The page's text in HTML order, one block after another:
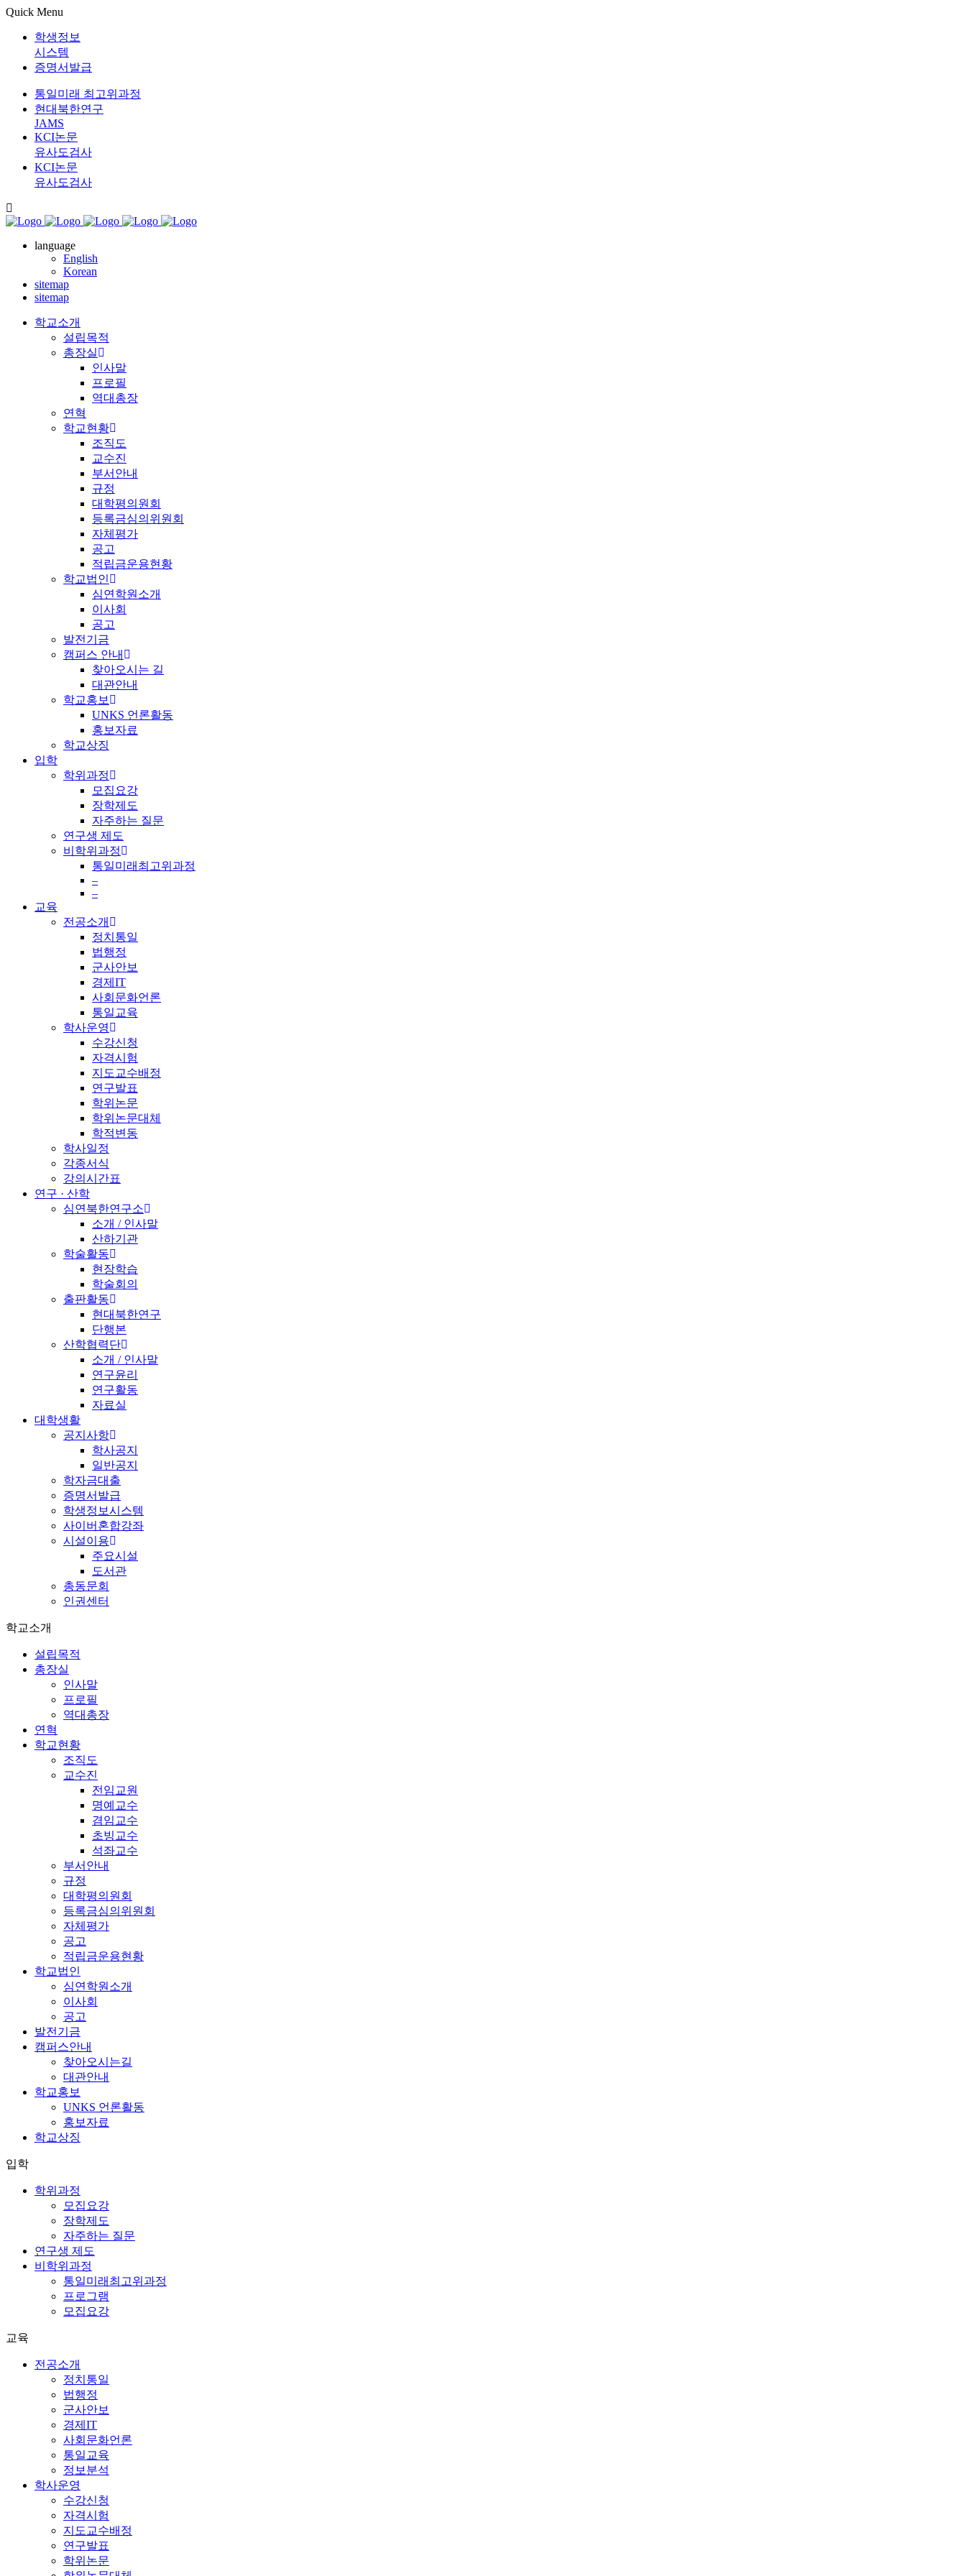
Quick Menu
학생정보
시스템
증명서발급
통일미래 최고위과정
현대북한연구
JAMS
KCI논문
유사도검사
KCI논문
유사도검사
language
English
Korean
sitemap
sitemap
학교소개
설립목적
총장실
인사말
프로필
역대총장
연혁
학교현황
조직도
교수진
부서안내
규정
대학평의원회
등록금심의위원회
자체평가
공고
적립금운용현황
학교법인
심연학원소개
이사회
공고
발전기금
캠퍼스 안내
찾아오시는 길
대관안내
학교홍보
UNKS 언론활동
홍보자료
학교상징
입학
학위과정
모집요강
장학제도
자주하는 질문
연구생 제도
비학위과정
통일미래최고위과정
–
–
교육
전공소개
정치통일
법행정
군사안보
경제IT
사회문화언론
통일교육
학사운영
수강신청
자격시험
지도교수배정
연구발표
학위논문
학위논문대체
학적변동
학사일정
각종서식
강의시간표
연구 · 산학
심연북한연구소
소개 / 인사말
산하기관
학술활동
현장학습
학술회의
출판활동
현대북한연구
단행본
산학협력단
소개 / 인사말
연구윤리
연구활동
자료실
대학생활
공지사항
학사공지
일반공지
학자금대출
증명서발급
학생정보시스템
사이버혼합강좌
시설이용
주요시설
도서관
총동문회
인권센터
학교소개
설립목적
총장실
인사말
프로필
역대총장
연혁
학교현황
조직도
교수진
전임교원
명예교수
겸임교수
초빙교수
석좌교수
부서안내
규정
대학평의원회
등록금심의위원회
자체평가
공고
적립금운용현황
학교법인
심연학원소개
이사회
공고
발전기금
캠퍼스안내
찾아오시는길
대관안내
학교홍보
UNKS 언론활동
홍보자료
학교상징
입학
학위과정
모집요강
장학제도
자주하는 질문
연구생 제도
비학위과정
통일미래최고위과정
프로그램
모집요강
교육
전공소개
정치통일
법행정
군사안보
경제IT
사회문화언론
통일교육
정보분석
학사운영
수강신청
자격시험
지도교수배정
연구발표
학위논문